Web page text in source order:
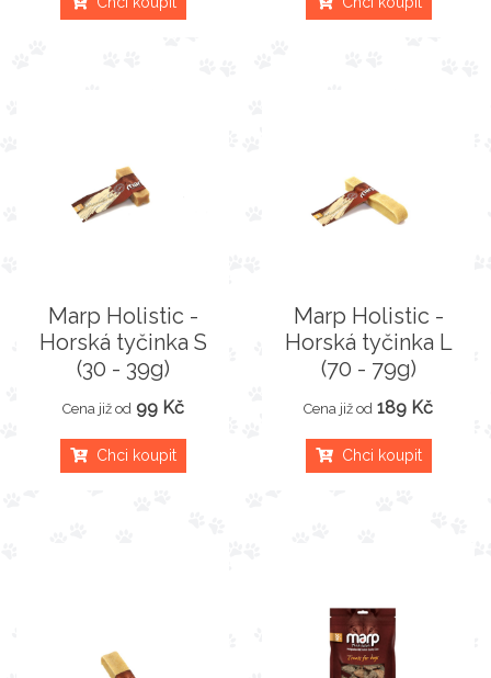
Marp Holistic -
Horská tyčinka S
(30 - 39g)
Cena již od 99 Kč
Chci koupit
Marp Holistic -
Horská tyčinka L
(70 - 79g)
Cena již od 189 Kč
Chci koupit